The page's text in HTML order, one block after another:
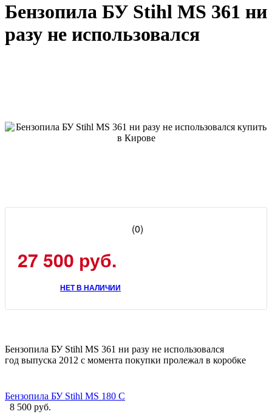
Бензопила БУ Stihl MS 361 ни
разу не использовался
(0)
27 500 руб.
НЕТ В НАЛИЧИИ
Бензопила БУ Stihl MS 361 ни разу не использовался
год выпуска 2012 с момента покупки пролежал в коробке
Бензопила БУ Stihl MS 180 C
8 500 руб.